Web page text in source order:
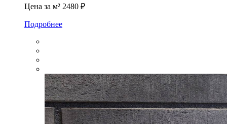
Цена за м² 2480 ₽
Подробнее